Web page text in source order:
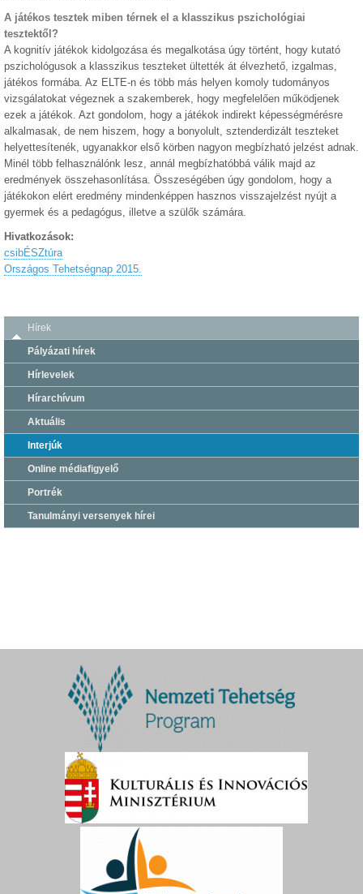
A játékos tesztek miben térnek el a klasszikus pszichológiai
tesztektől?
A kognitív játékok kidolgozása és megalkotása úgy történt, hogy kutató
pszichológusok a klasszikus teszteket ültették át élvezhető, izgalmas,
játékos formába. Az ELTE-n és több más helyen komoly tudományos
vizsgálatokat végeznek a szakemberek, hogy megfelelően működjenek
ezek a játékok. Azt gondolom, hogy a játékok indirekt képességmérésre
alkalmasak, de nem hiszem, hogy a bonyolult, sztenderdizált teszteket
helyettesítenék, ugyanakkor első körben nagyon megbízható jelzést adnak.
Minél több felhasználónk lesz, annál megbízhatóbbá válik majd az
eredmények összehasonlítása. Összeségében úgy gondolom, hogy a
játékokon elért eredmény mindenképpen hasznos visszajelzést nyújt a
gyermek és a pedagógus, illetve a szülők számára.
Hivatkozások:
csibÉSZtúra
Országos Tehetségnap 2015.
Hírek
Pályázati hírek
Hírlevelek
Hírarchívum
Aktuális
Interjúk
Online médiafigyelő
Portrék
Tanulmányi versenyek hírei